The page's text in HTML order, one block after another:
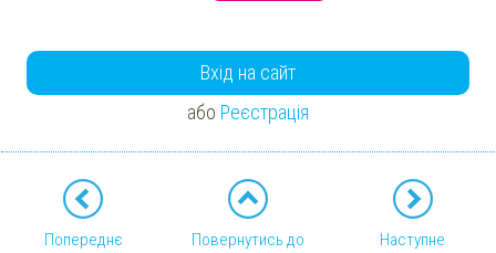
Вхід на сайт
або Реєстрація
Попереднє
Повернутись до
Наступне